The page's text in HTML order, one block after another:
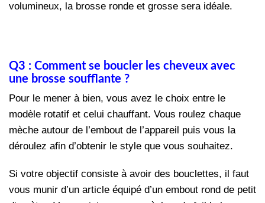
volumineux, la brosse ronde et grosse sera idéale.
Q3 : Comment se boucler les cheveux avec
une brosse soufflante ?
Pour le mener à bien, vous avez le choix entre le
modèle rotatif et celui chauffant. Vous roulez chaque
mèche autour de l’embout de l’appareil puis vous la
déroulez afin d’obtenir le style que vous souhaitez.
Si votre objectif consiste à avoir des bouclettes, il faut
vous munir d’un article équipé d’un embout rond de petit